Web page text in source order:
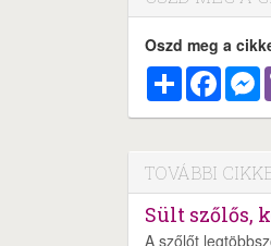
Oszd meg a
Megosztás
TOVÁBBI
Sült szőlős,
A szőlőt